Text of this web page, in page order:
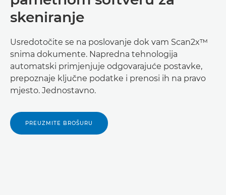
Povezani proizvodi i usluge
skeniranje
Usredotočite se na poslovanje dok vam Scan2x™
snima dokumente. Napredna tehnologija
automatski primjenjuje odgovarajuće postavke,
prepoznaje ključne podatke i prenosi ih na pravo
mjesto. Jednostavno.
PREUZMITE BROŠURU